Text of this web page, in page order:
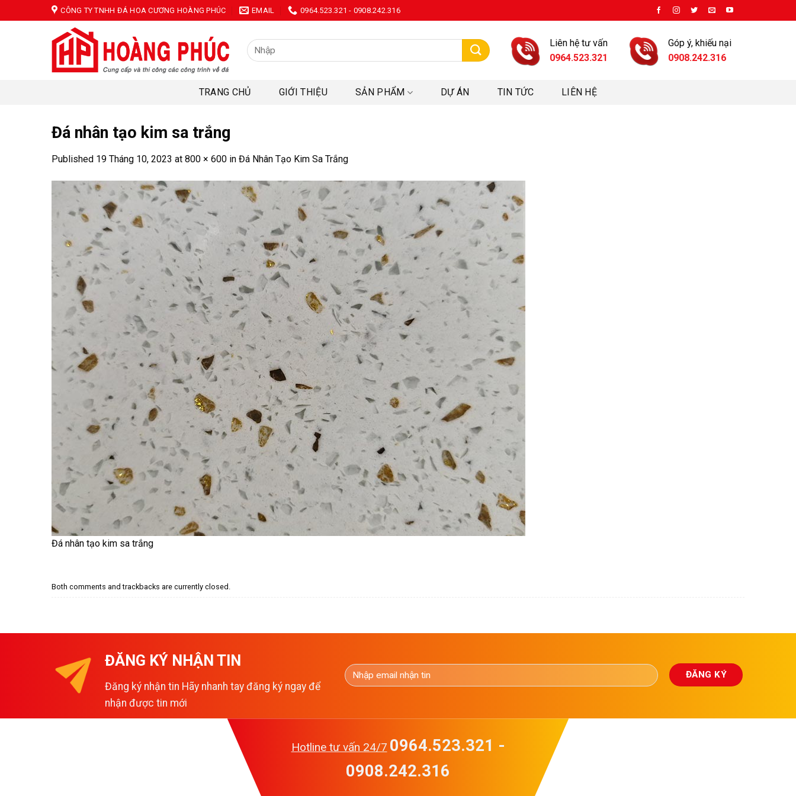
to
CÔNG TY TNHH ĐÁ HOA CƯƠNG HOÀNG PHÚC EMAIL 0964.523.321 - 0908.242.316
Tìm
kiếm:
Liên hệ tư vấn
0964.523.321
Góp ý, khiếu nại
0908.242.316
TRANG CHỦ GIỚI THIỆU SẢN PHẨM DỰ ÁN TIN TỨC LIÊN HỆ
Đá nhân tạo kim sa trắng
Published 19 Tháng 10, 2023 at 800 × 600 in Đá Nhân Tạo Kim Sa Trắng
Đá nhân tạo kim sa trắng
Both comments and trackbacks are currently closed.
ĐĂNG KÝ NHẬN TIN
Đăng ký nhận tin Hãy nhanh tay đăng ký ngay để
nhận được tin mới
Hotline tư vấn 24/7 0964.523.321 -
0908.242.316